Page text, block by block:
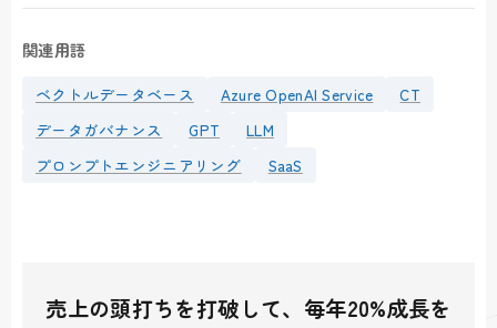
関連用語
ベクトルデータベース Azure OpenAI Service
CT
データガバナンス
GPT
LLM
プロンプトエンジニアリング
SaaS
売上の頭打ちを打破して、毎年20%成長を